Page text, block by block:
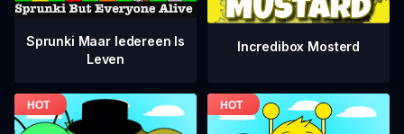
Sprunki Maar Iedereen Is
Leven
Incredibox Mosterd